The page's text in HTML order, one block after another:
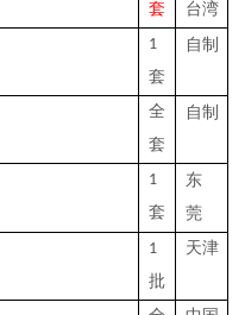
套
台湾
1
套
自制
全
套
自制
1
套
东
莞
1
批
天津